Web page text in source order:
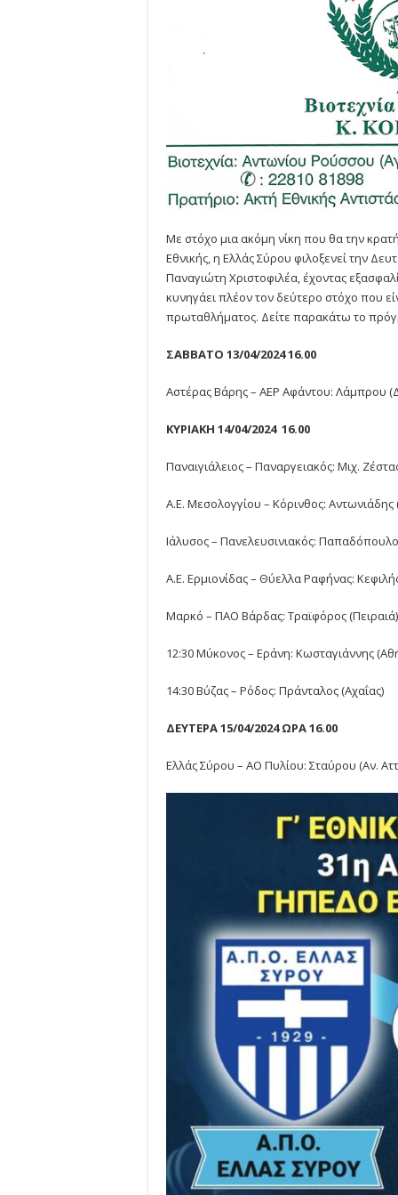
Με στόχο μια ακόμη νίκη που θα την
Εθνικής, η Ελλάς Σύρου φιλοξενεί την
Παναγιώτη Χριστοφιλέα, έχοντας
κυνηγάει πλέον τον δεύτερο στόχο που
πρωταθλήματος. Δείτε παρακάτω το
ΣΑΒΒΑΤΟ 13/04/2024 16.00
Αστέρας Βάρης – ΑΕΡ Αφάντου: Λάμπρου
ΚΥΡΙΑΚΗ 14/04/2024 16.00
Παναιγιάλειος – Παναργειακός: Μιχ.
Α.Ε. Μεσολογγίου – Κόρινθος: Αντωνιάδης
Ιάλυσος – Πανελευσινιακός:
Α.Ε. Ερμιονίδας – Θύελλα Ραφήνας:
Μαρκό – ΠΑΟ Βάρδας: Τραϊφόρος (Πειραιά)
12:30 Μύκονος – Εράνη: Κωσταγιάννης
14:30 Βύζας – Ρόδος: Πράνταλος (Αχαΐας)
ΔΕΥΤΕΡΑ 15/04/2024 ΩΡΑ 16.00
Ελλάς Σύρου – ΑΟ Πυλίου: Σταύρου (Αν.